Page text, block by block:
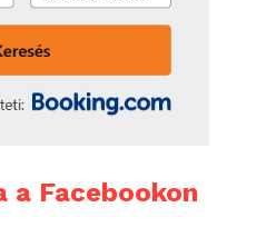
a Facebookon